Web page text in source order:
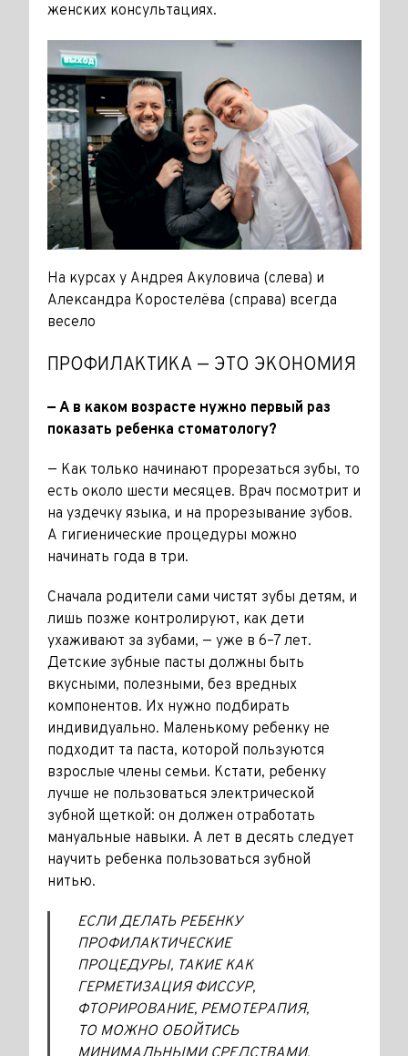
женских консультациях.
На курсах у Андрея Акуловича (слева) и
Александра Коростелёва (справа) всегда
весело
ПРОФИЛАКТИКА — ЭТО ЭКОНОМИЯ
— А в каком возрасте нужно пер­вый раз
показать ребенка стома­тологу?
— Как только начинают прорезаться зубы, то
есть около шести меся­цев. Врач посмотрит и
на уздечку языка, и на прорезывание зубов.
А гигиенические процедуры можно
начинать года в три.
Сначала родители сами чистят зубы детям, и
лишь позже контролируют, как дети
ухаживают за зубами, — уже в 6–7 лет.
Детские зубные пасты должны быть
вкусными, по­лезными, без вредных
компонентов. Их нужно подбирать
индивидуаль­но. Маленькому ребенку не
подхо­дит та паста, которой пользуются
взрослые члены семьи. Кстати, ребенку
лучше не пользоваться электрической
зубной щеткой: он должен отработать
мануальные навыки. А лет в десять следует
научить ре­бенка пользоваться зубной
нитью.
ЕСЛИ ДЕЛАТЬ РЕБЕНКУ
ПРОФИЛАКТИЧЕСКИЕ
ПРОЦЕДУРЫ, ТАКИЕ КАК
ГЕРМЕТИЗАЦИЯ ФИССУР,
ФТОРИРОВАНИЕ, РЕМОТЕРАПИЯ,
ТО МОЖНО ОБОЙТИСЬ